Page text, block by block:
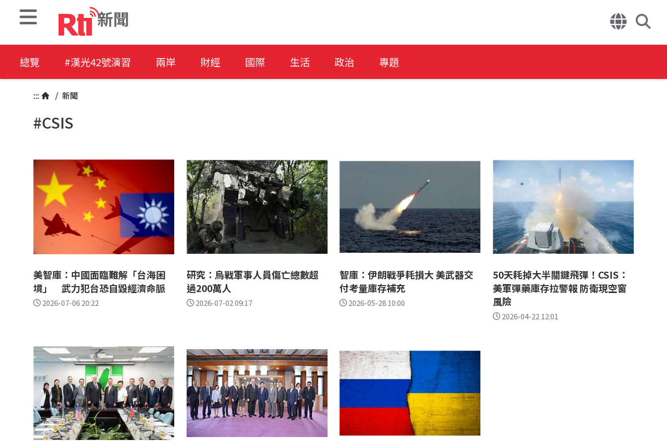
新聞
總覽 #漢光42號演習 兩岸 財經 國際 生活 政治 專題
::: / 新聞
#CSIS
美智庫：中國面臨難解「台海困
境」 武力犯台恐自毀經濟命脈
2026-07-06 20:22
研究：烏戰軍事人員傷亡總數超
過200萬人
2026-07-02 09:17
智庫：伊朗戰爭耗損大 美武器交
付考量庫存補充
2026-05-28 10:00
50天耗掉大半關鍵飛彈！CSIS：
美軍彈藥庫存拉警報 防衛現空窗
風險
2026-04-22 12:01